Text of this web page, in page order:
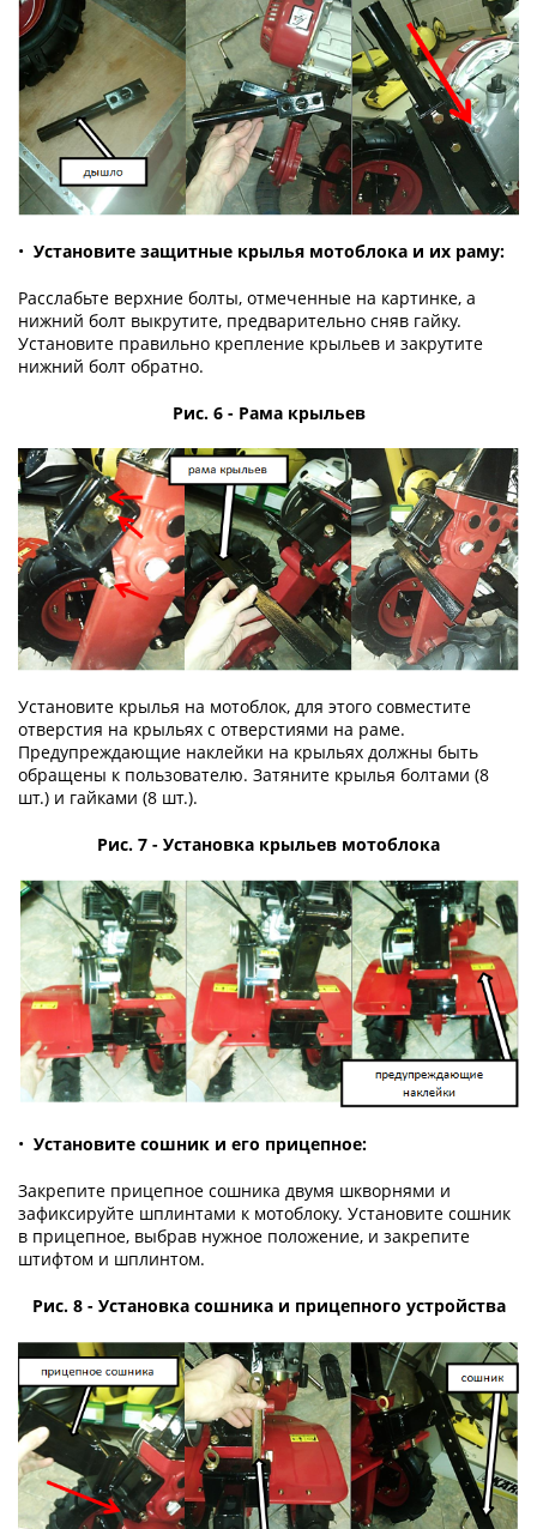
• Установите защитные крылья мотоблока и их раму:
Расслабьте верхние болты, отмеченные на картинке, а
нижний болт выкрутите, предварительно сняв гайку.
Установите правильно крепление крыльев и закрутите
нижний болт обратно.
Рис. 6 - Рама крыльев
Установите крылья на мотоблок, для этого совместите
отверстия на крыльях с отверстиями на раме.
Предупреждающие наклейки на крыльях должны быть
обращены к пользователю. Затяните крылья болтами (8
шт.) и гайками (8 шт.).
Рис. 7 - Установка крыльев мотоблока
• Установите сошник и его прицепное:
Закрепите прицепное сошника двумя шкворнями и
зафиксируйте шплинтами к мотоблоку. Установите сошник
в прицепное, выбрав нужное положение, и закрепите
штифтом и шплинтом.
Рис. 8 - Установка сошника и прицепного устройства